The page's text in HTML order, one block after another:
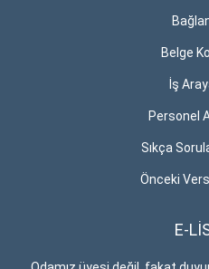
Belge
İş
Personel
Sıkça
Önceki
E-